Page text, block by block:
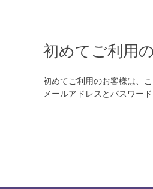
初めてご利用
初めてご利用のお客様は、
メールアドレスとパスワー